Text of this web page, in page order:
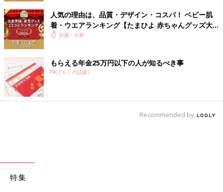
人気の理由は、品質・デザイン・コスパ！ ベビー肌
着・ウエアランキング【たまひよ 赤ちゃんグッズ大
賞2026】
妊娠・出産
もらえる年金25万円以下の人が知るべき事
PR(くらしの話題)
Recommended by
特集